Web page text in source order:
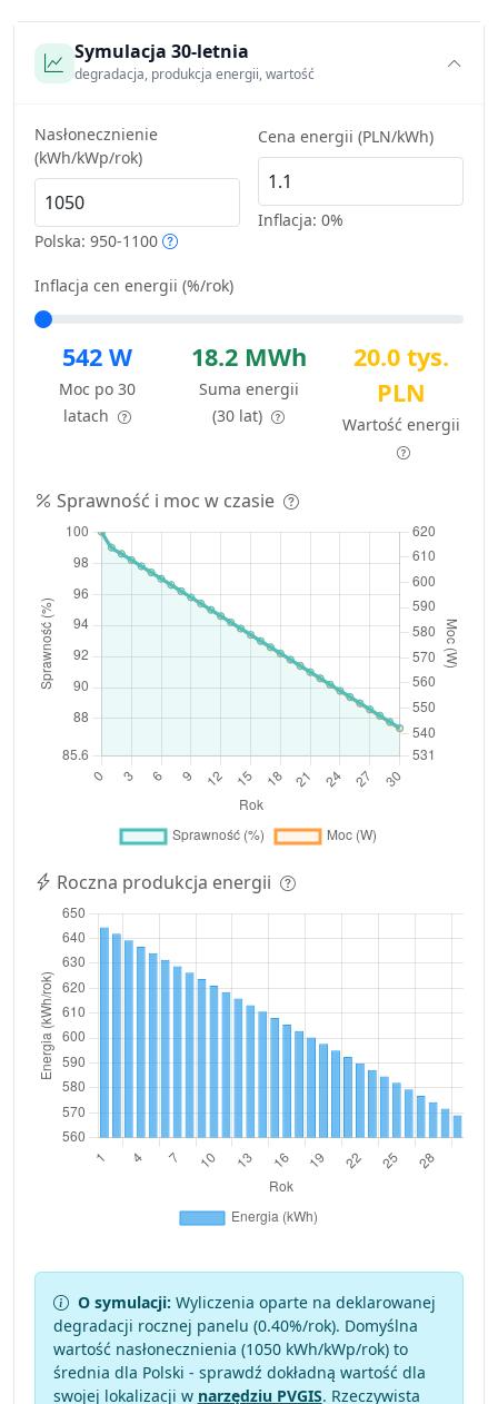
Symulacja 30-letnia
degradacja, produkcja energii, wartość
Nasłonecznienie
(kWh/kWp/rok)
Polska: 950-1100
Cena energii (PLN/kWh)
Inflacja: 0%
Inflacja cen energii (%/rok)
542 W
Moc po 30
latach
18.2 MWh
Suma energii
(30 lat)
20.0 tys.
PLN
Wartość energii
Sprawność i moc w czasie
Roczna produkcja energii
O symulacji: Wyliczenia oparte na deklarowanej
degradacji rocznej panelu (0.40%/rok). Domyślna
wartość nasłonecznienia (1050 kWh/kWp/rok) to
średnia dla Polski - sprawdź dokładną wartość dla
swojej lokalizacji w narzędziu PVGIS. Rzeczywista